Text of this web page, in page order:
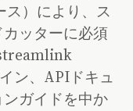
ス）により、ス
ッターに必須
ン、APIドキュ
ガイドを中か